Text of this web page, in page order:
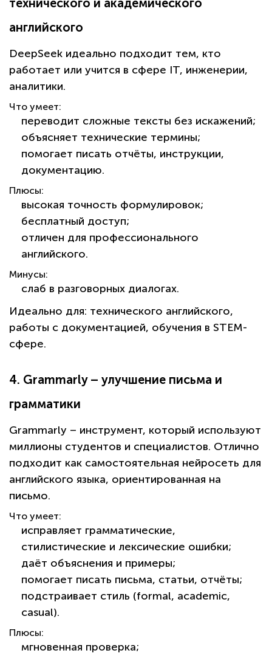
технического и академического
английского
DeepSeek идеально подходит тем, кто
работает или учится в сфере IT, инженерии,
аналитики.
Что умеет:
переводит сложные тексты без искажений;
объясняет технические термины;
помогает писать отчёты, инструкции,
документацию.
Плюсы:
высокая точность формулировок;
бесплатный доступ;
отличен для профессионального
английского.
Минусы:
слаб в разговорных диалогах.
Идеально для: технического английского,
работы с документацией, обучения в STEM-
сфере.
4. Grammarly – улучшение письма и
грамматики
Grammarly – инструмент, который используют
миллионы студентов и специалистов. Отлично
подходит как самостоятельная нейросеть для
английского языка, ориентированная на
письмо.
Что умеет:
исправляет грамматические,
стилистические и лексические ошибки;
даёт объяснения и примеры;
помогает писать письма, статьи, отчёты;
подстраивает стиль (formal, academic,
casual).
Плюсы:
мгновенная проверка;